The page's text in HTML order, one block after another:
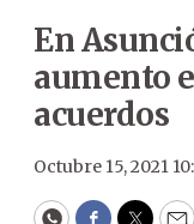
En
aumento
acuerdos
Octubre 15, 2021